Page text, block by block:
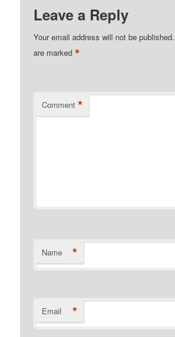
Leave a Reply
Your email address will not be published.
are marked*
Comment *
Name *
Email *